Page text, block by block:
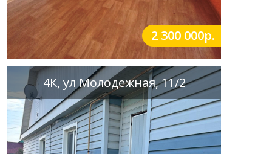
2 300 000р.
4К, ул Молодежная, 11/2